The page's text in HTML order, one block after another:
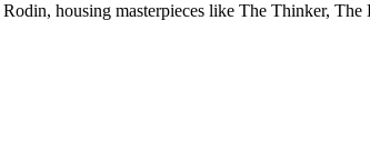
housing masterpieces like The Thinker,